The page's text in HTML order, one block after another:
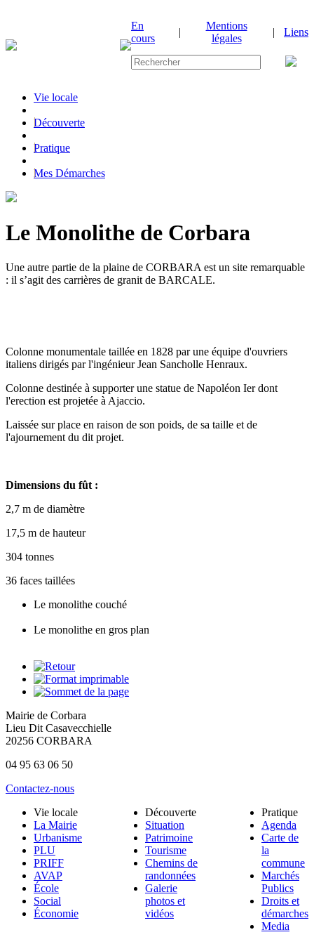
En
cours
|
Mentions
légales
| Liens
Vie locale
|Découverte
|Pratique
|Mes Démarches
Le Monolithe de Corbara
Une autre partie de la plaine de CORBARA est un site remarquable
: il s’agit des carrières de granit de BARCALE.
Colonne monumentale taillée en 1828 par une équipe d'ouvriers
italiens dirigés par l'ingénieur Jean Sancholle Henraux.
Colonne destinée à supporter une statue de Napoléon Ier dont
l'erection est projetée à Ajaccio.
Laissée sur place en raison de son poids, de sa taille et de
l'ajournement du dit projet.
Dimensions du fût :
2,7 m de diamètre
17,5 m de hauteur
304 tonnes
36 faces taillées
Le monolithe couché
Le monolithe en gros plan
Mairie de Corbara
Lieu Dit Casavecchielle
20256 CORBARA
04 95 63 06 50
Contactez-nous
Vie locale
La Mairie
Urbanisme
PLU
PRIFF
AVAP
École
Social
Économie
Découverte
Situation
Patrimoine
Tourisme
Chemins de
randonnées
Galerie
photos et
vidéos
Pratique
Agenda
Carte de
la
commune
Marchés
Publics
Droits et
démarches
Media